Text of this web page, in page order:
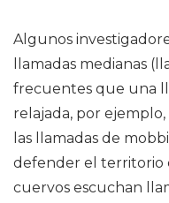
Algunos
llamadas medianas
frecuentes que una
relajada, por
las llamadas de
defender el territorio
cuervos escuchan